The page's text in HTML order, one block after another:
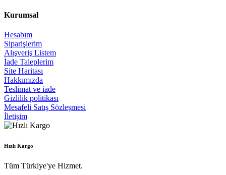
Kurumsal
Hesabım
Siparişlerim
Alışveriş Listem
İade Taleplerim
Site Haritası
Hakkımızda
Teslimat ve iade
Gizlilik politikası
Mesafeli Satış Sözleşmesi
İletişim
Hızlı Kargo
Tüm Türkiye'ye Hizmet.